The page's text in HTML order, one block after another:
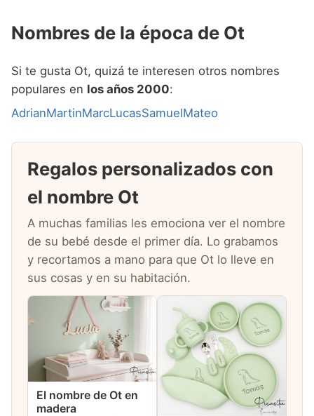
Nombres de la época de Ot
Si te gusta Ot, quizá te interesen otros nombres
populares en los años 2000:
AdrianMartinMarcLucasSamuelMateo
Regalos personalizados con
el nombre Ot
A muchas familias les emociona ver el nombre
de su bebé desde el primer día. Lo grabamos
y recortamos a mano para que Ot lo lleve en
sus cosas y en su habitación.
El nombre de Ot en
madera